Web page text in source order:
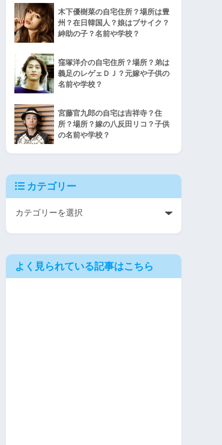
木下優樹菜の自宅住所？場所は豊
州？在日韓国人？娘はブサイク？
紳助の子？名前や学校？
窪塚洋介の自宅住所？場所？弟は
義足のレゲェＤＪ？元嫁や子供の
名前や学校？
宮藤官九郎の自宅は吉祥寺？住
所？場所？嫁の八反田リコ？子供
の名前や学校？
カテゴリー
よく見られている記事はこちら